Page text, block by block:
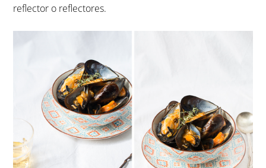
reflector o reflectores.